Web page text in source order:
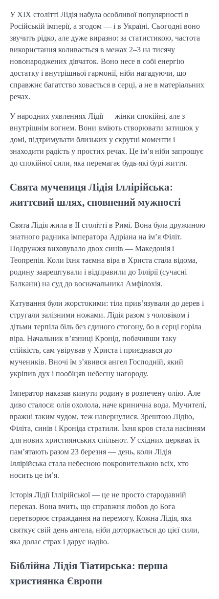
У XIX столітті Лідія набула особливої популярності в
Російській імперії, а згодом — і в Україні. Сьогодні воно
звучить рідко, але дуже виразно: за статистикою, частота
використання коливається в межах 2–3 на тисячу
новонароджених дівчаток. Воно несе в собі енергію
достатку і внутрішньої гармонії, ніби нагадуючи, що
справжнє багатство ховається в серці, а не в матеріальних
речах.
У народних уявленнях Лідії — жінки спокійні, але з
внутрішнім вогнем. Вони вміють створювати затишок у
домі, підтримувати близьких у скрутні моменти і
знаходити радість у простих речах. Це ім’я ніби запрошує
до спокійної сили, яка перемагає будь-які бурі життя.
Свята мучениця Лідія Іллірійська:
життєвий шлях, сповнений мужності
Свята Лідія жила в II столітті в Римі. Вона була дружиною
знатного радника імператора Адріана на ім’я Філіт.
Подружжя виховувало двох синів — Македонія і
Теопрепія. Коли їхня таємна віра в Христа стала відома,
родину заарештували і відправили до Іллірії (сучасні
Балкани) на суд до воєначальника Амфілохія.
Катування були жорстокими: тіла прив’язували до дерев і
стругали залізними ножами. Лідія разом з чоловіком і
дітьми терпіла біль без єдиного стогону, бо в серці горіла
віра. Начальник в’язниці Кронід, побачивши таку
стійкість, сам увірував у Христа і приєднався до
мучеників. Вночі їм з’явився ангел Господній, який
укріпив дух і пообіцяв небесну нагороду.
Імператор наказав кинути родину в розпечену олію. Але
диво сталося: олія охолола, наче кринична вода. Мучителі,
вражні таким чудом, теж навернулися. Зрештою Лідію,
Філіта, синів і Кроніда стратили. Їхня кров стала насінням
для нових християнських спільнот. У східних церквах їх
пам’ятають разом 23 березня — день, коли Лідія
Іллірійська стала небесною покровителькою всіх, хто
носить це ім’я.
Історія Лідії Іллірійської — це не просто стародавній
переказ. Вона вчить, що справжня любов до Бога
перетворює страждання на перемогу. Кожна Лідія, яка
святкує свій день ангела, ніби доторкається до цієї сили,
яка долає страх і дарує надію.
Біблійна Лідія Тіатирська: перша
християнка Європи